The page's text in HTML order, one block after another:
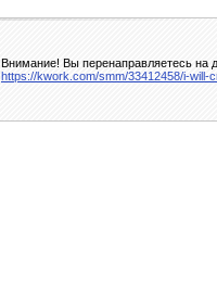
Внимание! Вы перенаправляетесь на
https://kwork.com/smm/33412458/i-will-